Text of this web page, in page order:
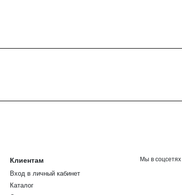
Клиентам
Вход в личный кабинет
Каталог
Мы в соцсетях